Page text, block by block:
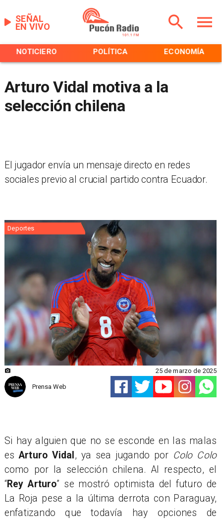
EN VIVO
SEÑAL
NOTICIERO POLÍTICA ECONOMÍA
Arturo Vidal motiva a la
selección chilena
El jugador envía un mensaje directo en redes
sociales previo al crucial partido contra Ecuador.
Deportes
Prensa Web
25 de marzo de 2025
Si hay alguien que no se esconde en las malas
es Arturo Vidal , ya sea jugando por Colo Colo
como por la selección chilena. Al respecto, el
“Rey Arturo” se mostró optimista del futuro de
La Roja pese a la última derrota con Paraguay,
enfatizando que todavía hay opciones de